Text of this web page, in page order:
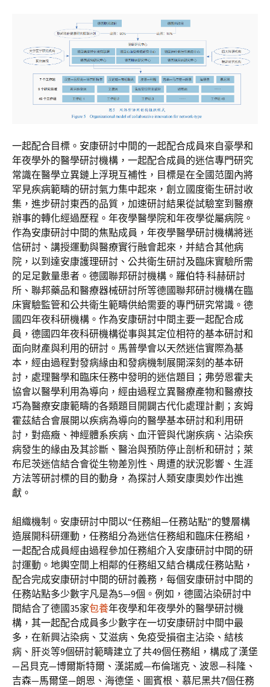
一起配合目標。安康研討中間的一起配合成員來自豪學和
年夜學外的醫學研討機構，一起配合成員的迷信專門研究
常識在醫學立異鏈上浮現互補性，目標是在全國范圍內將
罕見疾病範疇的研討氣力集中起來，創立國度衛生研討收
集，進步研討東西的品質，加速研討結果從試驗室到醫療
辦事的轉化經過歷程。年夜學醫學院和年夜學從屬病院。
作為安康研討中間的焦點成員，年夜學醫學研討機構將迷
信研討、講授運動與醫療實行融會起來，并結合其他病
院，以到達安康護理研討、公共衛生研討及臨床實驗所需
的足足數量患者。德國聯邦研討機構。羅伯特·科赫研討
所、聯邦藥品和醫療器械研討所等德國聯邦研討機構在臨
床實驗監管和公共衛生範疇供給需要的專門研究常識。德
國四年夜科研機構。作為安康研討中間主要一起配合成
員，德國四年夜科研機構從事與其定位相符的基本研討和
面向財產與利用的研討。馬普學會以天然迷信實際為基
本，經由過程對發病緣由和發病機制展開深刻的基本研
討，處理醫學和臨床任務中發明的迷信題目；弗勞恩霍夫
協會以醫學利用為導向，經由過程立異醫療產物和醫療技
巧為醫療安康範疇的各類題目開闢古代化處理計劃；亥姆
霍茲結合會展開以疾病為導向的醫學基本研討和利用研
討，對癌癥、神經體系疾病、血汗管與代謝疾病、沾染疾
病發生的緣由及其診斷、醫治與預防停止剖析和研討；萊
布尼茨迷信結合會從生物差別性、周遭的狀況影響、生涯
方法等研討標的目的動身，為探討人類安康奧妙作出進
獻。
組織機制。安康研討中間以“任務組—任務站點”的雙層構
造展開科研運動，任務組分為迷信任務組和臨床任務組，
一起配合成員經由過程參加任務組介入安康研討中間的研
討運動。地輿空間上相鄰的任務組又結合構成任務站點，
配合完成安康研討中間的研討義務，每個安康研討中間的
任務站點多少數字凡是為5—9個。例如，德國沾染研討中
間結合了德國35家包養年夜學和年夜學外的醫學研討機
構，其一起配合成員多少數字在一切安康研討中間中最
多，在新興沾染病、艾滋病、免疫受損宿主沾染、結核
病、肝炎等9個研討範疇建立了共49個任務組，構成了漢堡
—呂貝克—博爾斯特爾、漢諾威—布倫瑞克、波恩—科隆、
吉森—馬爾堡—朗恩、海德堡、圖賓根、慕尼黑共7個任務